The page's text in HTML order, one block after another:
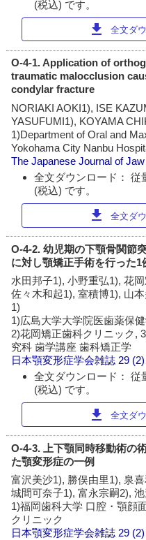
(税込) です。
download 全文ダ
O-4-1. Application of
traumatic malocclusion
condylar fracture
NORIAKI AOKI1), ISE
YASUFUMI1), KOYAMA
1)Department of Oral and
Yokohama City Nanbu
The Japanese Journal of
全文ダウンロード： 従
(税込) です。
download 全文ダ
O-4-2. 幼児期の下顎骨関節
に対し顎矯正手術を行った1
水田邦子1), 小野重弘1), 花
佐々木和起1), 室積博1), 山
1)
1)広島大学大学院医歯薬保
2)花岡矯正歯科クリニック,
究科 歯学講座 歯科矯正学
日本顎変形症学会雑誌 29 (2)
全文ダウンロード： 従
(税込) です。
download 全文ダ
O-4-3. 上下顎同時移動術の
た顎変形症の一例
富沢美沙1), 勝俣由里1), 泉
城間可奈子1), 富永宗嗣2),
1)福岡歯科大学 口腔・顎顔
クリニック
日本顎変形症学会雑誌 29 (2)